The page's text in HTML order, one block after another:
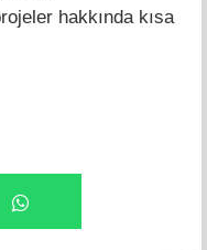
hakkında kısa